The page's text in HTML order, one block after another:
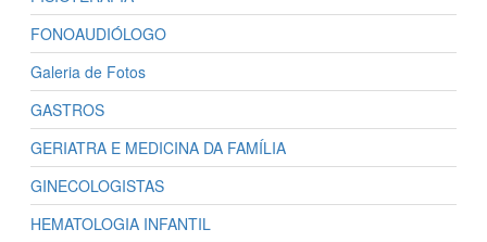
FONOAUDIÓLOGO
Galeria de Fotos
GASTROS
GERIATRA E MEDICINA DA FAMÍLIA
GINECOLOGISTAS
HEMATOLOGIA INFANTIL